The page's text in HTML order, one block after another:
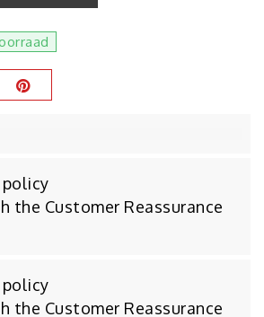
the Customer Reassurance
the Customer Reassurance